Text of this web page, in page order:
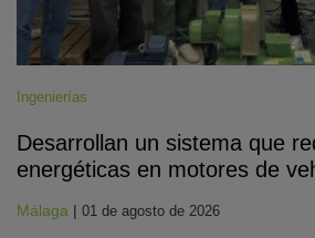
Ingenierías
Desarrollan un sistema que
energéticas en motores de
Málaga | 01 de agosto de 2026